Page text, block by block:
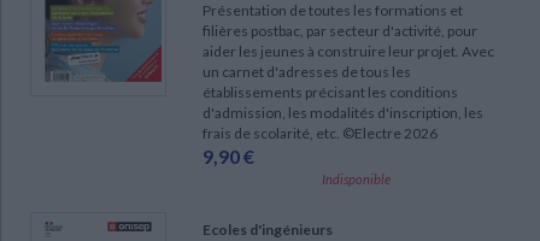
Présentation de toutes les formations et
filières postbac, par secteur d'activité, pour
aider les jeunes à construire leur projet. Avec
un carnet d'adresses de tous les
établissements précisant les conditions
d'admission, les modalités d'inscription, les
frais de scolarité, etc. ©Electre 2026
9,90 €
Indisponible
Ecoles d'ingénieurs